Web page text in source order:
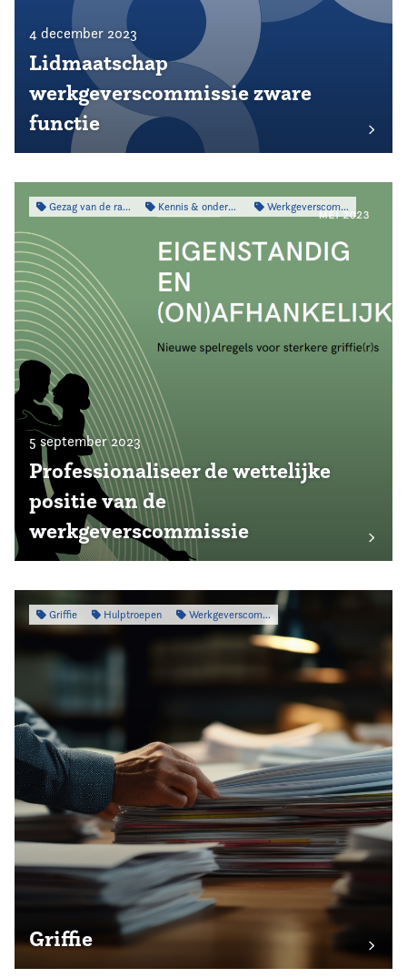
4 december 2023
Lidmaatschap
werkgeverscommissie zware
functie
Gezag van de raad Kennis & onderzoek Werkgeverscommissie
5 september 2023
Professionaliseer de wettelijke
positie van de
werkgeverscommissie
Griffie Hulptroepen Werkgeverscommissie
Griffie